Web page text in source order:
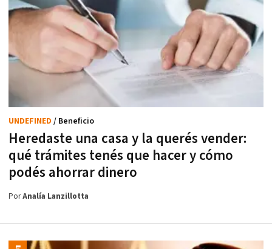
Heredaste una casa y la querés vender:
qué trámites tenés que hacer y cómo
podés ahorrar dinero
UNDEFINED / Beneficio
PorAnalía Lanzillotta